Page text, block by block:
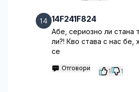
14F241F824
Абе, сериозно ли стана
ли?! Кво става с нас бе,
се
Отговори 1 1